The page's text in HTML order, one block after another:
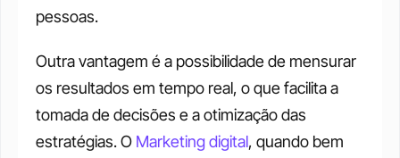
pessoas.
Outra vantagem é a possibilidade de mensurar
os resultados em tempo real, o que facilita a
tomada de decisões e a otimização das
estratégias. O Marketing digital, quando bem